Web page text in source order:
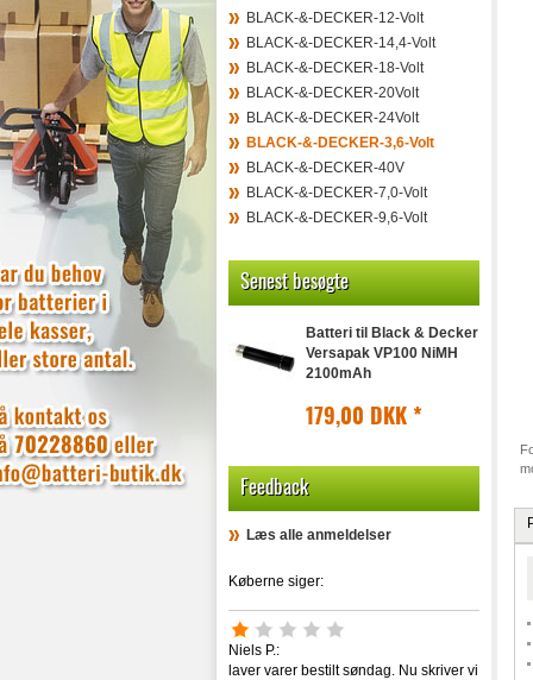
BLACK-&-DECKER-12-Volt
BLACK-&-DECKER-14,4-Volt
BLACK-&-DECKER-18-Volt
BLACK-&-DECKER-20Volt
BLACK-&-DECKER-24Volt
BLACK-&-DECKER-3,6-Volt
BLACK-&-DECKER-40V
BLACK-&-DECKER-7,0-Volt
BLACK-&-DECKER-9,6-Volt
Senest besøgte
Batteri til Black & Decker
Versapak VP100 NiMH
2100mAh
179,00 DKK*
Feedback
Læs alle anmeldelser
Køberne siger:
Niels P.:
laver varer bestilt søndag. Nu skriver vi